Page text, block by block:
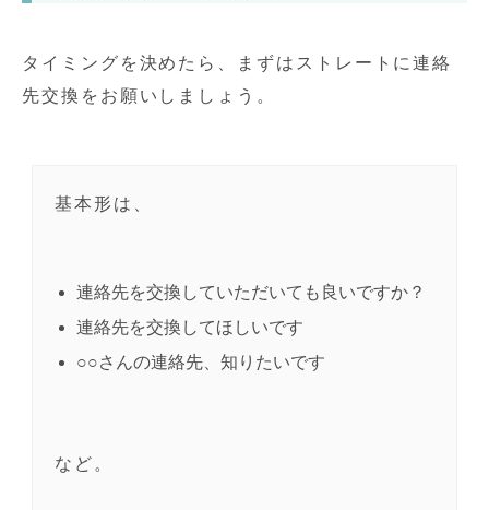
タイミングを決めたら、まずはストレートに連絡
先交換をお願いしましょう。
基本形は、
連絡先を交換していただいても良いですか？
連絡先を交換してほしいです
○○さんの連絡先、知りたいです
など。